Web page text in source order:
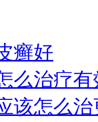
癣好
么治疗有
该怎么治